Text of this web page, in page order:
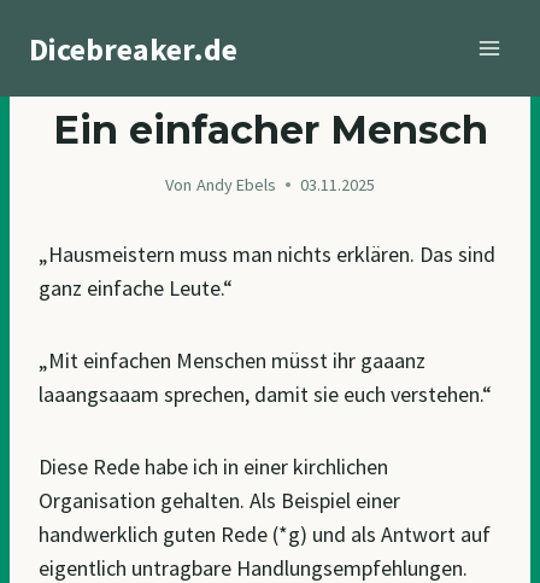
InhaltDicebreaker.de
Ein einfacher Mensch
Von Andy Ebels 03.11.2025
„Hausmeistern muss man nichts erklären. Das sind
ganz einfache Leute.“
„Mit einfachen Menschen müsst ihr gaaanz
laaangsaaam sprechen, damit sie euch verstehen.“
Diese Rede habe ich in einer kirchlichen
Organisation gehalten. Als Beispiel einer
handwerklich guten Rede (*g) und als Antwort auf
eigentlich untragbare Handlungsempfehlungen.